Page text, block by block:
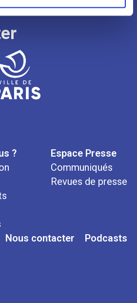
?
Espace Presse
Communiqués
Revues de presse
Nous contacter Podcasts